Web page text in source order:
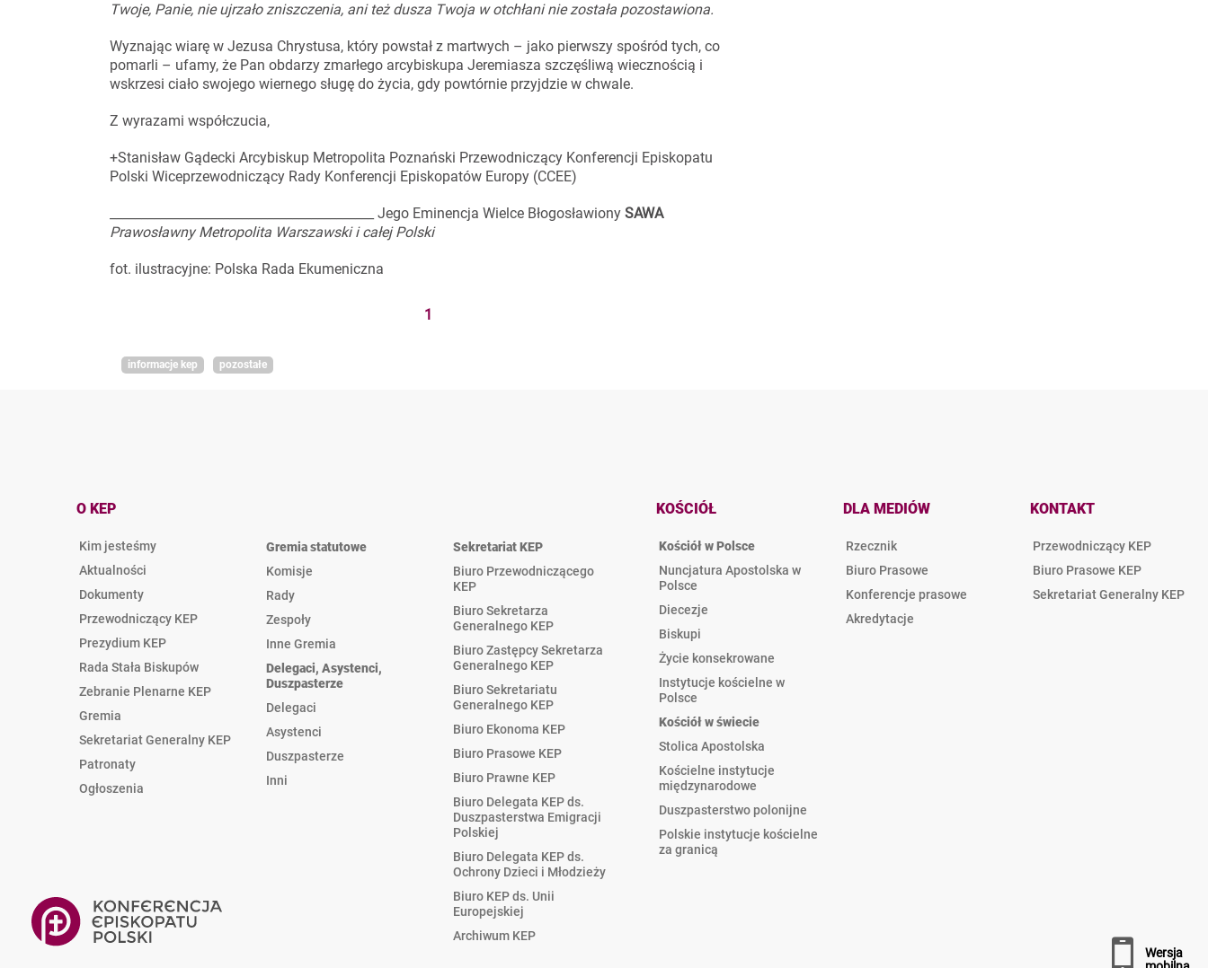
Twoje, Panie, nie ujrzało zniszczenia, ani też dusza Twoja w otchłani nie została pozostawiona.
Wyznając wiarę w Jezusa Chrystusa, który powstał z martwych – jako pierwszy spośród tych, co
pomarli – ufamy, że Pan obdarzy zmarłego arcybiskupa Jeremiasza szczęśliwą wiecznością i
wskrzesi ciało swojego wiernego sługę do życia, gdy powtórnie przyjdzie w chwale.
Z wyrazami współczucia,
+Stanisław Gądecki Arcybiskup Metropolita Poznański Przewodniczący Konferencji Episkopatu
Polski Wiceprzewodniczący Rady Konferencji Episkopatów Europy (CCEE)
__________________________________________ Jego Eminencja Wielce Błogosławiony SAWA
Prawosławny Metropolita Warszawski i całej Polski
fot. ilustracyjne: Polska Rada Ekumeniczna
1
informacje kep pozostałe
O KEP
Kim jesteśmy
Aktualności
Dokumenty
Przewodniczący KEP
Prezydium KEP
Rada Stała Biskupów
Zebranie Plenarne KEP
Gremia
Sekretariat Generalny KEP
Patronaty
Ogłoszenia
Gremia statutowe
Komisje
Rady
Zespoły
Inne Gremia
Delegaci, Asystenci,
Duszpasterze
Delegaci
Asystenci
Duszpasterze
Inni
Sekretariat KEP
Biuro Przewodniczącego
KEP
Biuro Sekretarza
Generalnego KEP
Biuro Zastępcy Sekretarza
Generalnego KEP
Biuro Sekretariatu
Generalnego KEP
Biuro Ekonoma KEP
Biuro Prasowe KEP
Biuro Prawne KEP
Biuro Delegata KEP ds.
Duszpasterstwa Emigracji
Polskiej
Biuro Delegata KEP ds.
Ochrony Dzieci i Młodzieży
Biuro KEP ds. Unii
Europejskiej
Archiwum KEP
KOŚCIÓŁ
Kościół w Polsce
Nuncjatura Apostolska w
Polsce
Diecezje
Biskupi
Życie konsekrowane
Instytucje kościelne w
Polsce
Kościół w świecie
Stolica Apostolska
Kościelne instytucje
międzynarodowe
Duszpasterstwo polonijne
Polskie instytucje kościelne
za granicą
DLA MEDIÓW
Rzecznik
Biuro Prasowe
Konferencje prasowe
Akredytacje
KONTAKT
Przewodniczący KEP
Biuro Prasowe KEP
Sekretariat Generalny KEP
wersja